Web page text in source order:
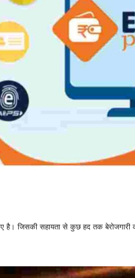
है। जिसकी सहायता से कुछ हद तक बेरोजगारी